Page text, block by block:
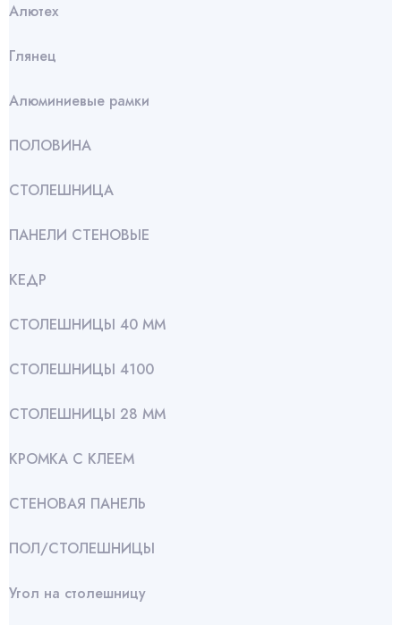
Алютех
Глянец
Алюминиевые рамки
ПОЛОВИНА
СТОЛЕШНИЦА
ПАНЕЛИ СТЕНОВЫЕ
КЕДР
СТОЛЕШНИЦЫ 40 ММ
СТОЛЕШНИЦЫ 4100
СТОЛЕШНИЦЫ 28 ММ
КРОМКА С КЛЕЕМ
СТЕНОВАЯ ПАНЕЛЬ
ПОЛ/СТОЛЕШНИЦЫ
Угол на столешницу